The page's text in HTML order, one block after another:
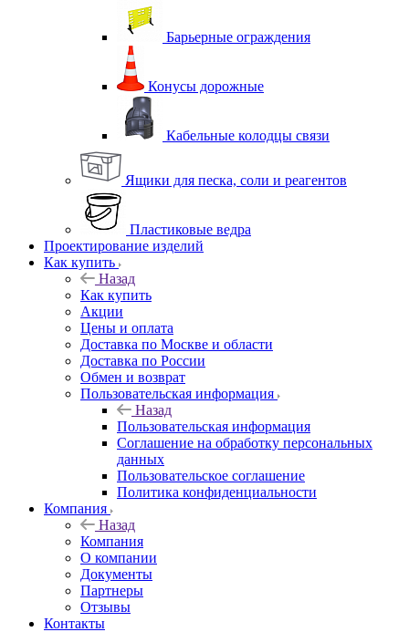
Барьерные ограждения
Конусы дорожные
Кабельные колодцы связи
Ящики для песка, соли и реагентов
Пластиковые ведра
Проектирование изделий
Как купить
Назад
Как купить
Акции
Цены и оплата
Доставка по Москве и области
Доставка по России
Обмен и возврат
Пользовательская информация
Назад
Пользовательская информация
Соглашение на обработку персональных
данных
Пользовательское соглашение
Политика конфиденциальности
Компания
Назад
Компания
О компании
Документы
Партнеры
Отзывы
Контакты